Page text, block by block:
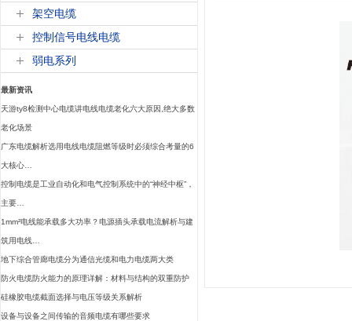
架空电缆
控制信号电线电缆
弱电系列
最新资讯
天游ty8检测中心电缆讲电线电缆老化六大原因,绝大多数
老化场景
广东电缆解析选用电线电缆阻燃等级时必须综合考量的6
大核心…
控制电缆是工业自动化和电气控制系统中的“神经中枢”，
主要…
1mm²电线能承载多大功率？电源插头承载电流解析与建
筑用电线…
地下综合管廊电缆分为通信光缆和电力电缆两大类
防火电缆防火能力的原理详解：材料与结构的双重防护
硅橡胶电缆截面选择与电压等级关系解析
设备与设备之间传输的音频电缆有哪些要求